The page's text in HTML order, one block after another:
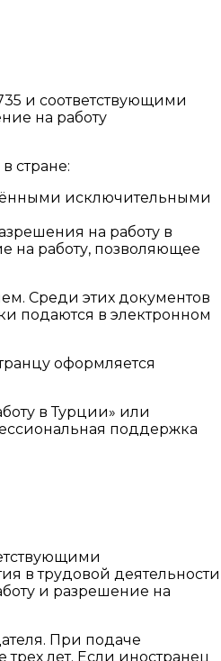
и соответствующими
на работу
стране:
исключительными
на работу в
на работу, позволяющее
Среди этих документов
подаются в электронном
оформляется
в Турции» или
поддержка
в трудовой деятельности
и разрешение на
При подаче
лет. Если иностранец